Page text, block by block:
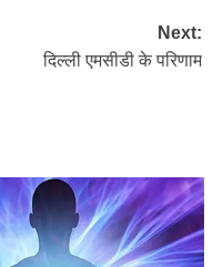
Next:
दिल्ली एमसीडी के परिणाम